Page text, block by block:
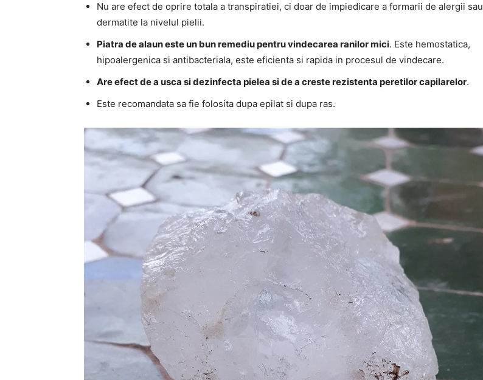
Nu are efect de oprire totala a transpiratiei, ci doar de impiedicare a formarii de alergii sau
dermatite la nivelul pielii.
Piatra de alaun este un bun remediu pentru vindecarea ranilor mici. Este hemostatica,
hipoalergenica si antibacteriala, este eficienta si rapida in procesul de vindecare.
Are efect de a usca si dezinfecta pielea si de a creste rezistenta peretilor capilarelor.
Este recomandata sa fie folosita dupa epilat si dupa ras.